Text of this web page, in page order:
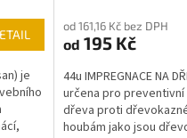
je
od 161,16 Kč bez DPH
od 195 Kč
44u IMPREGNACE NA
určena pro
dřeva proti
houbám jako jsou